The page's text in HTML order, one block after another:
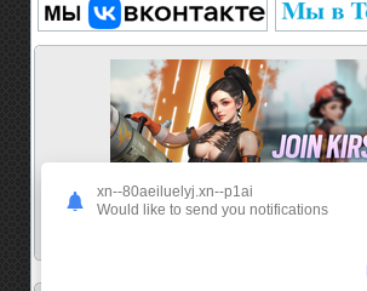
xn--80aeiluelyj.xn--p1ai
Would like to send you notifications